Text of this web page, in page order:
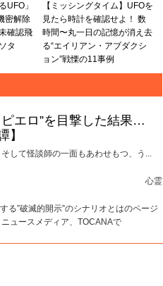
UFO」
密解除
確認飛
タ
【ミッシングタイム】UFOを
見たら時計を確認せよ！ 数
時間〜丸一日の記憶が消え去
る“エイリアン・アブダクシ
ョン”戦慄の11事例
エロ”を目撃した結果…
】
して怪談師の一面もあわせもつ、う...
心霊
る”破滅的開示”のシナリオとはのページ
ュースメディア、TOCANAで